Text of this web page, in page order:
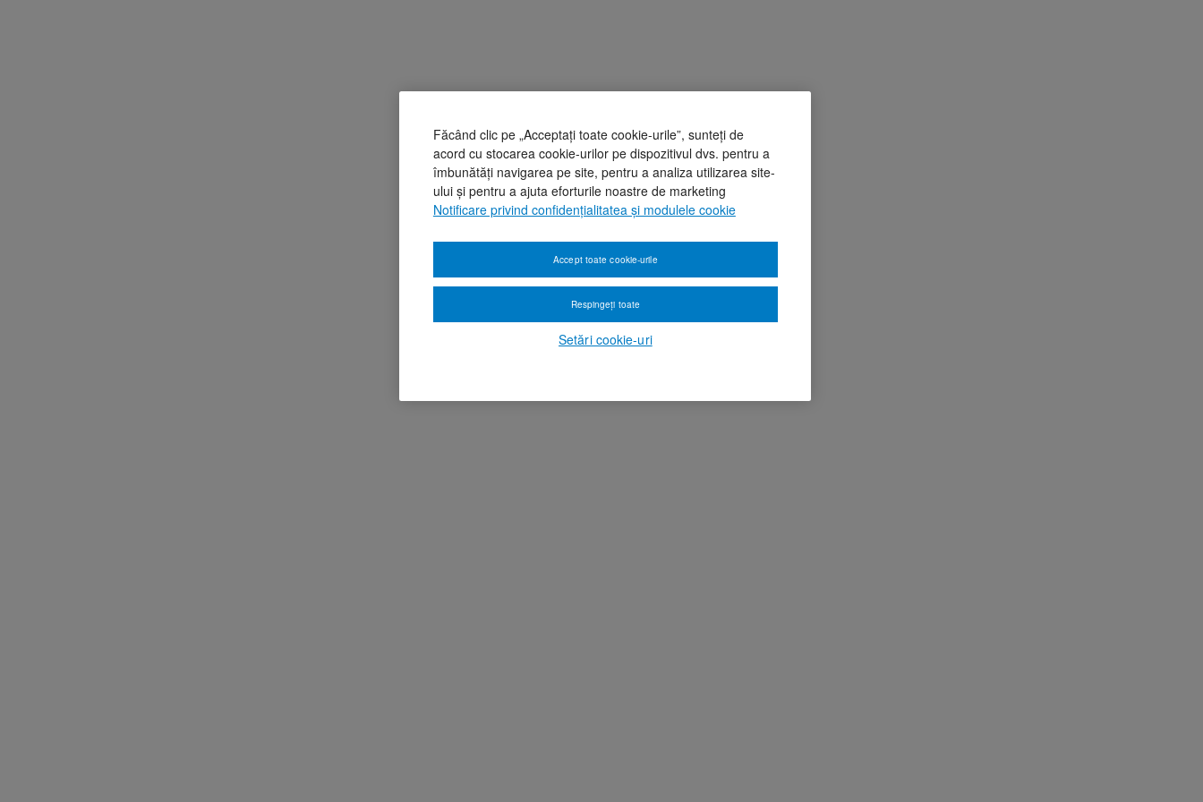
Făcând clic pe „Acceptați toate cookie-urile”, sunteți de
acord cu stocarea cookie-urilor pe dispozitivul dvs. pentru a
îmbunătăți navigarea pe site, pentru a analiza utilizarea site-
ului și pentru a ajuta eforturile noastre de marketing
Notificare privind confidențialitatea și modulele cookie
Setări cookie-uri
Respingeți toate
Accept toate cookie-urile